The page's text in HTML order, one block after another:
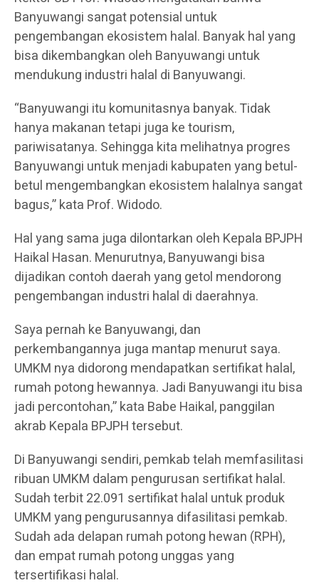
Banyuwangi sangat potensial untuk
pengembangan ekosistem halal. Banyak hal yang
bisa dikembangkan oleh Banyuwangi untuk
mendukung industri halal di Banyuwangi.
“Banyuwangi itu komunitasnya banyak. Tidak
hanya makanan tetapi juga ke tourism,
pariwisatanya. Sehingga kita melihatnya progres
Banyuwangi untuk menjadi kabupaten yang betul-
betul mengembangkan ekosistem halalnya sangat
bagus,” kata Prof. Widodo.
Hal yang sama juga dilontarkan oleh Kepala BPJPH
Haikal Hasan. Menurutnya, Banyuwangi bisa
dijadikan contoh daerah yang getol mendorong
pengembangan industri halal di daerahnya.
Saya pernah ke Banyuwangi, dan
perkembangannya juga mantap menurut saya.
UMKM nya didorong mendapatkan sertifikat halal,
rumah potong hewannya. Jadi Banyuwangi itu bisa
jadi percontohan,” kata Babe Haikal, panggilan
akrab Kepala BPJPH tersebut.
Di Banyuwangi sendiri, pemkab telah memfasilitasi
ribuan UMKM dalam pengurusan sertifikat halal.
Sudah terbit 22.091 sertifikat halal untuk produk
UMKM yang pengurusannya difasilitasi pemkab.
Sudah ada delapan rumah potong hewan (RPH),
dan empat rumah potong unggas yang
tersertifikasi halal.